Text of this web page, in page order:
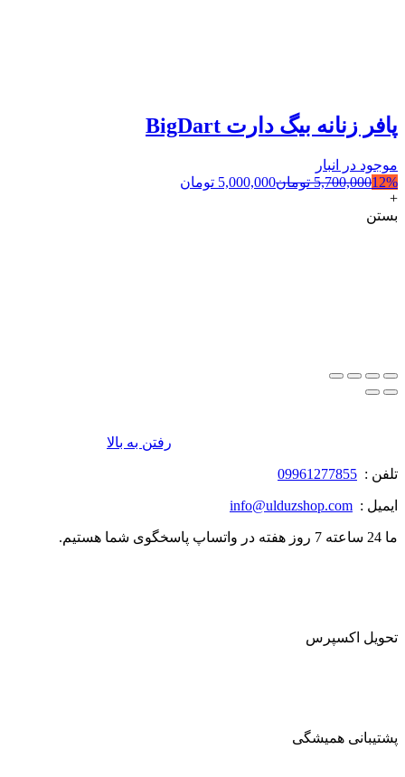
پافر زنانه بیگ دارت BigDart
موجود در انبار
12%
5,700,000 تومان5,000,000 تومان
+
بستن
رفتن به بالا
تلفن : 09961277855
ایمیل : info@ulduzshop.com
ما 24 ساعته 7 روز هفته در واتساپ پاسخگوی شما هستیم.
تحویل اکسپرس
پشتیبانی همیشگی